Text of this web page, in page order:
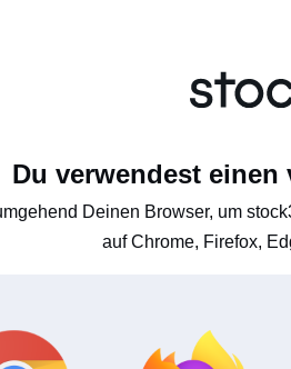
Du verwendest einen
Deinen Browser, um
auf Chrome, Firefox,